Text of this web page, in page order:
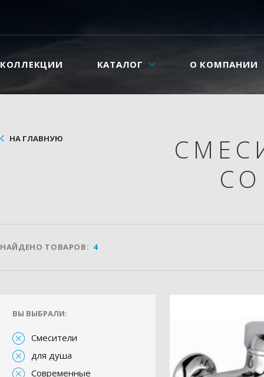
КОЛЛЕКЦИИ КАТАЛОГ О КОМПАНИИ
НА ГЛАВНУЮ
НАЙДЕНО ТОВАРОВ: 4
ВЫ ВЫБРАЛИ:
Смесители
для душа
Современные